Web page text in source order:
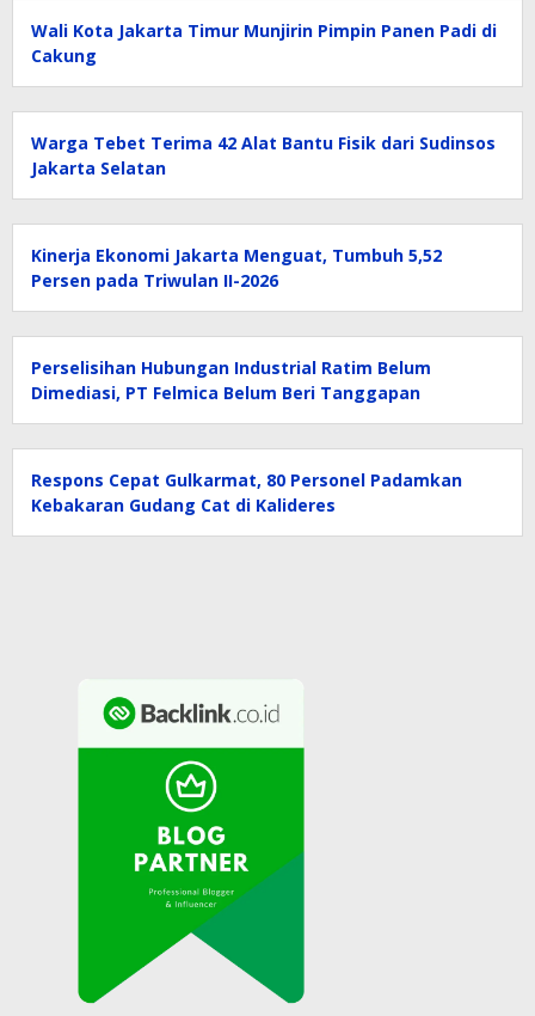
Wali Kota Jakarta Timur Munjirin Pimpin Panen Padi di
Cakung
Warga Tebet Terima 42 Alat Bantu Fisik dari Sudinsos
Jakarta Selatan
Kinerja Ekonomi Jakarta Menguat, Tumbuh 5,52
Persen pada Triwulan II-2026
Perselisihan Hubungan Industrial Ratim Belum
Dimediasi, PT Felmica Belum Beri Tanggapan
Respons Cepat Gulkarmat, 80 Personel Padamkan
Kebakaran Gudang Cat di Kalideres